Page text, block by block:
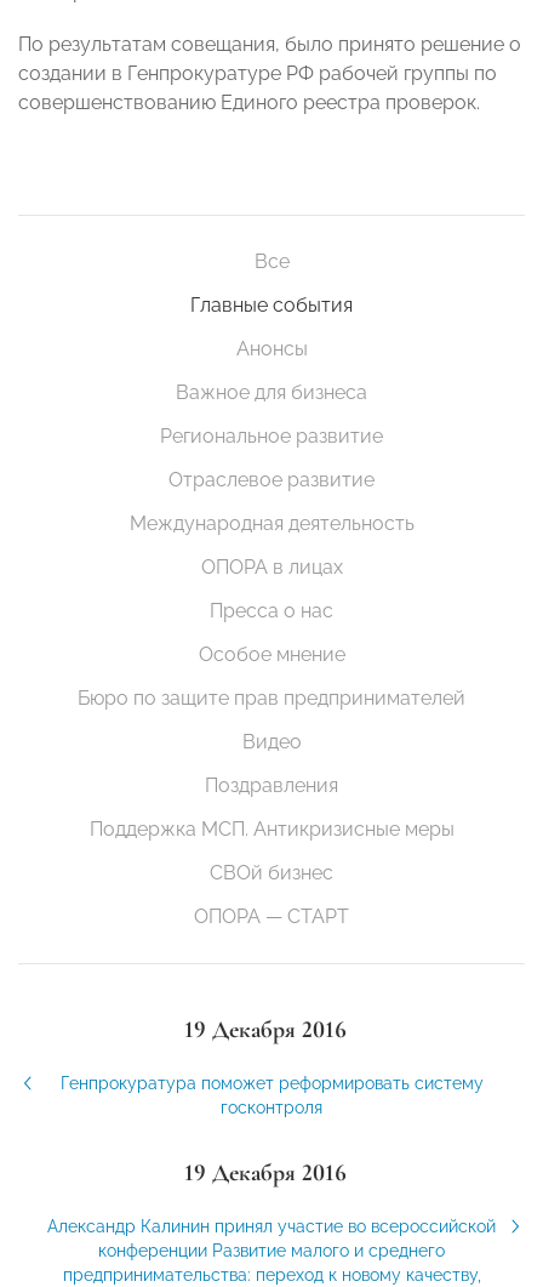
По результатам совещания, было принято решение о
создании в Генпрокуратуре РФ рабочей группы по
совершенствованию Единого реестра проверок.
Все
Главные события
Анонсы
Важное для бизнеса
Региональное развитие
Отраслевое развитие
Международная деятельность
ОПОРА в лицах
Пресса о нас
Особое мнение
Бюро по защите прав предпринимателей
Видео
Поздравления
Поддержка МСП. Антикризисные меры
СВОй бизнес
ОПОРА — СТАРТ
19 Декабря 2016
Генпрокуратура поможет реформировать систему
госконтроля
19 Декабря 2016
Александр Калинин принял участие во всероссийской
конференции Развитие малого и среднего
предпринимательства: переход к новому качеству,